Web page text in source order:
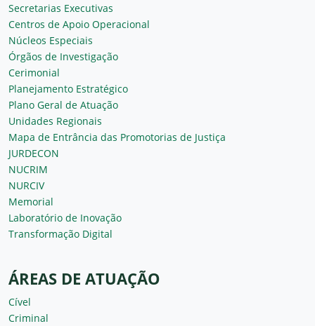
Secretarias Executivas
Centros de Apoio Operacional
Núcleos Especiais
Órgãos de Investigação
Cerimonial
Planejamento Estratégico
Plano Geral de Atuação
Unidades Regionais
Mapa de Entrância das Promotorias de Justiça
JURDECON
NUCRIM
NURCIV
Memorial
Laboratório de Inovação
Transformação Digital
ÁREAS DE ATUAÇÃO
Cível
Criminal